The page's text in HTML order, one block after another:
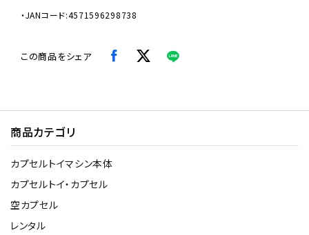
・JANコード:4571596298738
この商品をシェア
商品カテゴリ
カプセルトイマシン本体
カプセルトイ・カプセル
空カプセル
レンタル